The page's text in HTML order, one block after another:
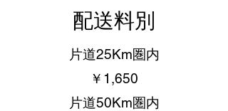
配送料別
片道25Km圏内
￥1,650
片道50Km圏内